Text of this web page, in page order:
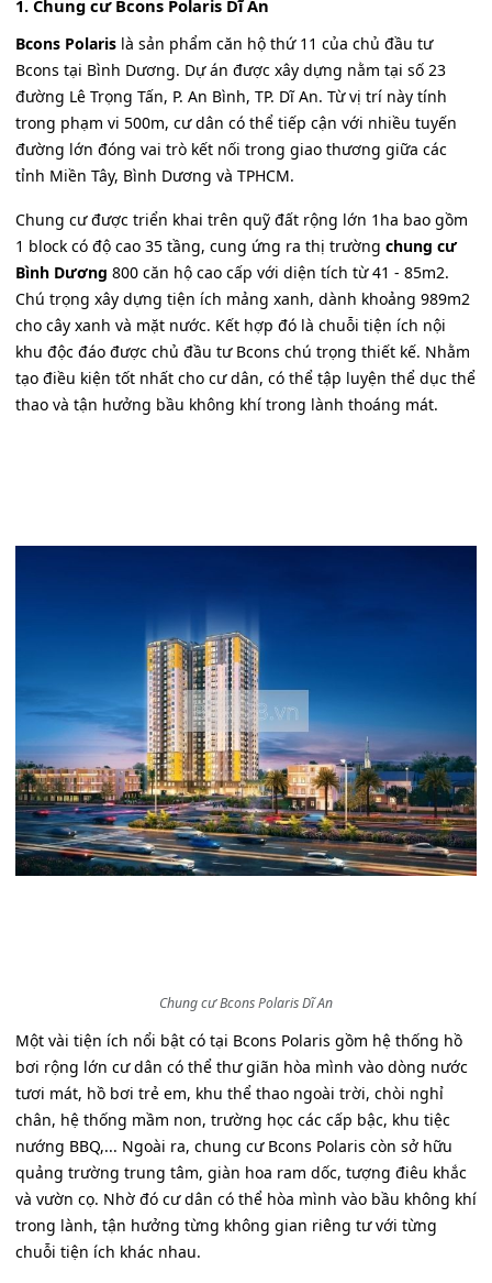
1. Chung cư Bcons Polaris Dĩ An
Bcons Polaris là sản phẩm căn hộ thứ 11 của chủ đầu tư
Bcons tại Bình Dương. Dự án được xây dựng nằm tại số 23
đường Lê Trọng Tấn, P. An Bình, TP. Dĩ An. Từ vị trí này tính
trong phạm vi 500m, cư dân có thể tiếp cận với nhiều tuyến
đường lớn đóng vai trò kết nối trong giao thương giữa các
tỉnh Miền Tây, Bình Dương và TPHCM.
Chung cư được triển khai trên quỹ đất rộng lớn 1ha bao gồm
1 block có độ cao 35 tầng, cung ứng ra thị trường chung cư
Bình Dương 800 căn hộ cao cấp với diện tích từ 41 - 85m2.
Chú trọng xây dựng tiện ích mảng xanh, dành khoảng 989m2
cho cây xanh và mặt nước. Kết hợp đó là chuỗi tiện ích nội
khu độc đáo được chủ đầu tư Bcons chú trọng thiết kế. Nhằm
tạo điều kiện tốt nhất cho cư dân, có thể tập luyện thể dục thể
thao và tận hưởng bầu không khí trong lành thoáng mát.
Chung cư Bcons Polaris Dĩ An
Một vài tiện ích nổi bật có tại Bcons Polaris gồm hệ thống hồ
bơi rộng lớn cư dân có thể thư giãn hòa mình vào dòng nước
tươi mát, hồ bơi trẻ em, khu thể thao ngoài trời, chòi nghỉ
chân, hệ thống mầm non, trường học các cấp bậc, khu tiệc
nướng BBQ,... Ngoài ra, chung cư Bcons Polaris còn sở hữu
quảng trường trung tâm, giàn hoa ram dốc, tượng điêu khắc
và vườn cọ. Nhờ đó cư dân có thể hòa mình vào bầu không khí
trong lành, tận hưởng từng không gian riêng tư với từng
chuỗi tiện ích khác nhau.